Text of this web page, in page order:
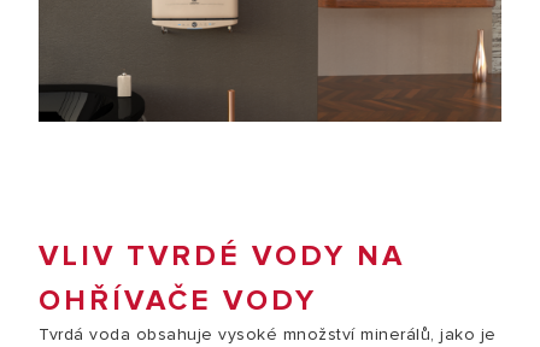
VLIV TVRDÉ VODY NA
OHŘÍVAČE VODY
Tvrdá voda obsahuje vysoké množství minerálů, jako je